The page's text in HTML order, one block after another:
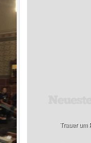
Trauer um